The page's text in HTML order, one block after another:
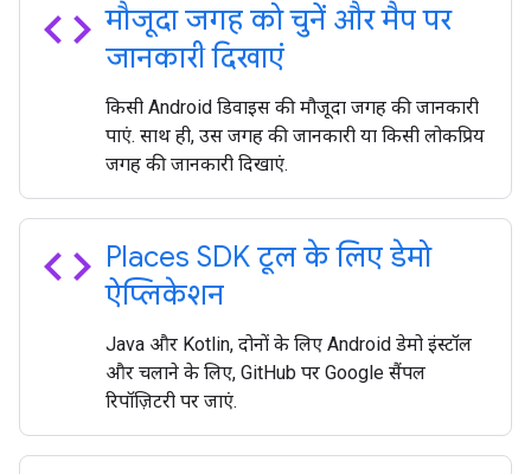
code मौजूदा जगह को चुनें और मैप पर
जानकारी दिखाएं
किसी Android डिवाइस की मौजूदा जगह की जानकारी
पाएं. साथ ही, उस जगह की जानकारी या किसी लोकप्रिय
जगह की जानकारी दिखाएं.
code Places SDK टूल के लिए डेमो
ऐप्लिकेशन
Java और Kotlin, दोनों के लिए Android डेमो इंस्टॉल
और चलाने के लिए, GitHub पर Google सैंपल
रिपॉज़िटरी पर जाएं.